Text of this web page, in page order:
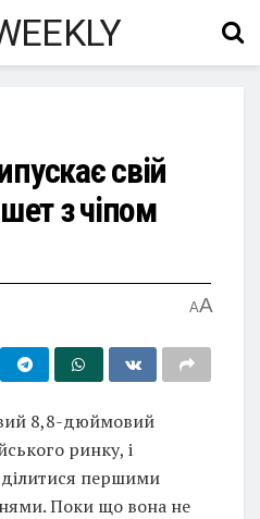
свій
з чіпом
AA
8,8-дюймовий
ринку, і
першими
Поки що вона не